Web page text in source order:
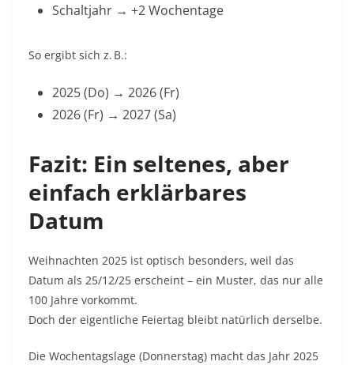
Schaltjahr → +2 Wochentage
So ergibt sich z. B.:
2025 (Do) → 2026 (Fr)
2026 (Fr) → 2027 (Sa)
Fazit: Ein seltenes, aber
einfach erklärbares
Datum
Weihnachten 2025 ist optisch besonders, weil das
Datum als 25/12/25 erscheint – ein Muster, das nur alle
100 Jahre vorkommt.
Doch der eigentliche Feiertag bleibt natürlich derselbe.
Die Wochentagslage (Donnerstag) macht das Jahr 2025